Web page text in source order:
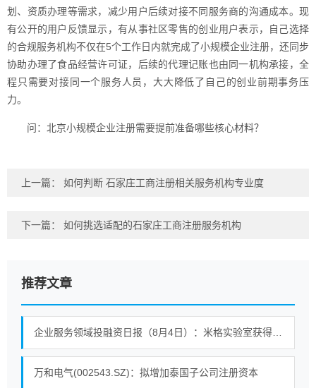
划、资质办理等需求，减少用户后续对接不同服务商的沟通成本。现
有公开的用户反馈显示，有从事社区零售的创业用户表示，自己选择
的合规服务机构不仅在5个工作日内就完成了小规模企业注册，还同步
协助办理了食品经营许可证，后续的代理记账也由同一机构承接，全
程只需要对接同一个服务人员，大大降低了自己的创业前期事务压
力。
问：北京小规模企业注册需要提前准备哪些核心材料？
上一篇： 如何判断 石家庄工商注册相关服务机构专业度
下一篇： 如何挑选适配的石家庄工商注册服务机构
推荐文章
万和电气(002543.SZ)：拟增加泰国子公司注册资本